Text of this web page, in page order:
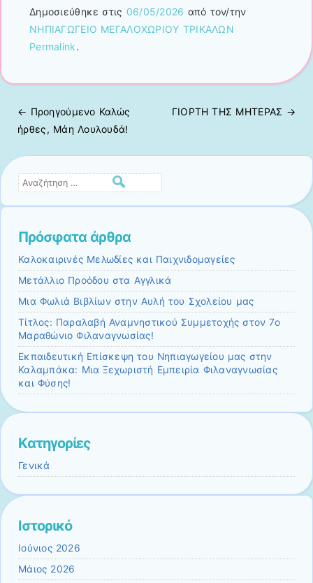
Δημοσιεύθηκε στις 06/05/2026 από τον/την
ΝΗΠΙΑΓΩΓΕΙΟ ΜΕΓΑΛΟΧΩΡΙΟΥ ΤΡΙΚΑΛΩΝ
Permalink.
Πλοήγηση άρθρων
← Προηγούμενo Καλώς
ήρθες, Μάη Λουλουδά!
ΓΙΟΡΤΗ ΤΗΣ ΜΗΤΕΡΑΣ →
Αναζήτηση
Πρόσφατα άρθρα
Καλοκαιρινές Μελωδίες και Παιχνιδομαγείες
Μετάλλιο Προόδου στα Αγγλικά
Μια Φωλιά Βιβλίων στην Αυλή του Σχολείου μας
Τίτλος: Παραλαβή Αναμνηστικού Συμμετοχής στον 7ο
Μαραθώνιο Φιλαναγνωσίας!
Εκπαιδευτική Επίσκεψη του Νηπιαγωγείου μας στην
Καλαμπάκα: Μια Ξεχωριστή Εμπειρία Φιλαναγνωσίας
και Φύσης!
Kατηγορίες
Γενικά
Ιστορικό
Ιούνιος 2026
Μάιος 2026